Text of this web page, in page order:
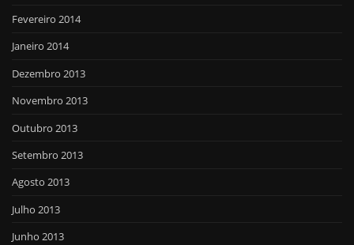
Fevereiro 2014
Janeiro 2014
Dezembro 2013
Novembro 2013
Outubro 2013
Setembro 2013
Agosto 2013
Julho 2013
Junho 2013